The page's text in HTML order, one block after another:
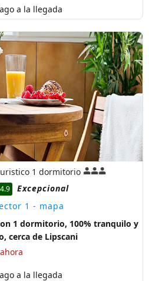
a la llegada
1 dormitorio
4.9
Excepcional
1 - mapa
1 dormitorio, 100% tranquilo y
cerca de Lipscani
a la llegada